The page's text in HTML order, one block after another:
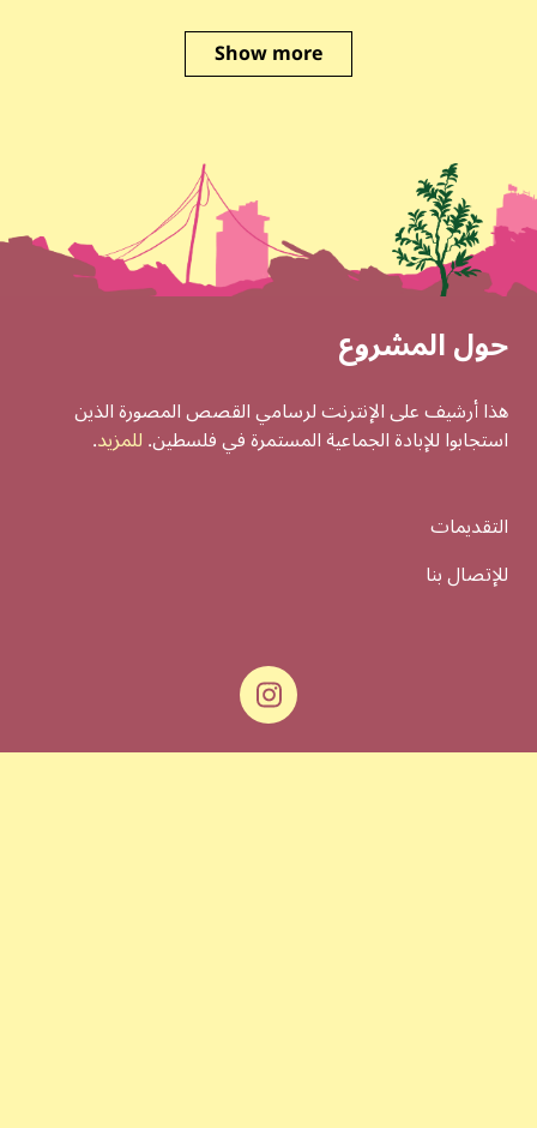
Show more
حول المشروع
هذا أرشيف على الإنترنت لرسامي القصص المصورة الذين
استجابوا للإبادة الجماعية المستمرة في فلسطين.للمزيد.
Footer
التقديمات
للإتصال بنا
Social Links